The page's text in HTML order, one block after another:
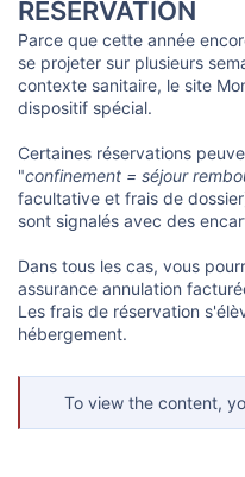
RÉSERVATION
Parce que cette année
se projeter sur plusieurs
contexte sanitaire, le site
dispositif spécial.
Certaines réservations
"confinement = séjour
facultative et frais de
sont signalés avec des
Dans tous les cas, vous
assurance annulation
Les frais de réservation
hébergement.
To view the content,